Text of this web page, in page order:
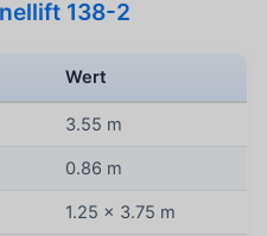
138-2
Wert
3.55 m
0.86 m
1.25 × 3.75 m